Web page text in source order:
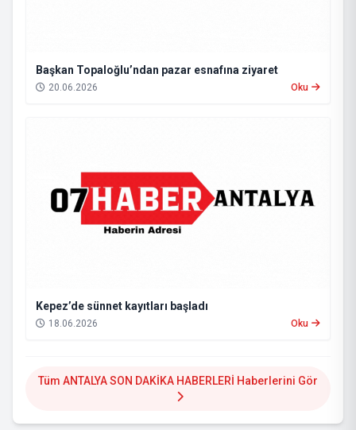
Başkan Topaloğlu’ndan pazar esnafına ziyaret
20.06.2026 Oku
Kepez’de sünnet kayıtları başladı
18.06.2026 Oku
Tüm ANTALYA SON DAKİKA HABERLERİ Haberlerini Gör